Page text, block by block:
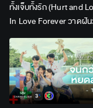
ทั้งเจ็บทั้งรัก (Hurt and
In Love Forever วาดฝัน
Lingling Kwong x Orm
Kornnaphat | Official